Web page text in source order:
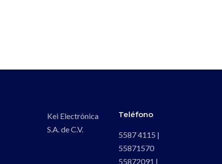
Kei Electrónica
S.A. de C.V.
Teléfono
5587 4115 |
55871570
55872091 |